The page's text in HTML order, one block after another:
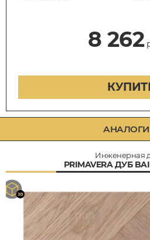
8 262
АНАЛОГИ
Инженерная
PRIMAVERA ДУБ